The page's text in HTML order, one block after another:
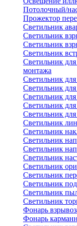
Потолочный/
Прожектор
Светильник
Светильник
Светильник
Светильник
Светильник
монтажа
Светильник
Светильник
Светильник
Светильник
Светильник
Светильник
Светильник
Светильник
Светильник
Светильник
Светильник
Светильник
Светильник
Светильник
Светильник
Фонарь
Фонарь